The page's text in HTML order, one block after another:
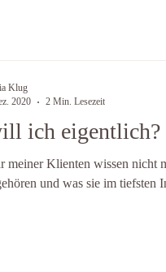
ich eigentlich?
meiner Klienten wissen nicht
und was sie im tiefsten
Klug
2020
2 Min. Lesezeit